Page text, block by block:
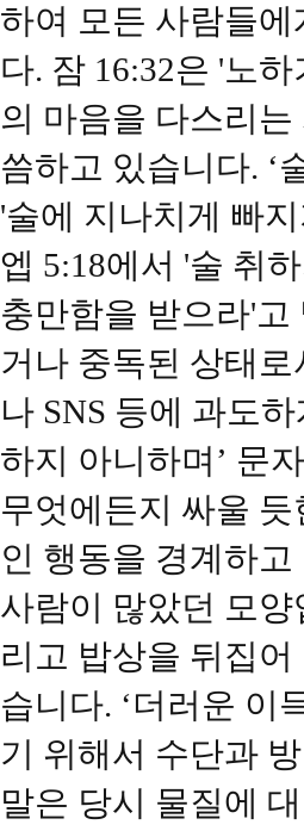
하여 모든 사람들
다. 잠 16:32은 '노
의 마음을 다스리
씀하고 있습니다. ‘
'술에 지나치게 빠
엡 5:18에서 '술 취
충만함을 받으라'고
거나 중독된 상태
나 SNS 등에 과도
하지 아니하며’ 문
무엇에든지 싸울
인 행동을 경계하
사람이 많았던 모
리고 밥상을 뒤집
습니다. ‘더러운 이
기 위해서 수단과
말은 당시 물질에